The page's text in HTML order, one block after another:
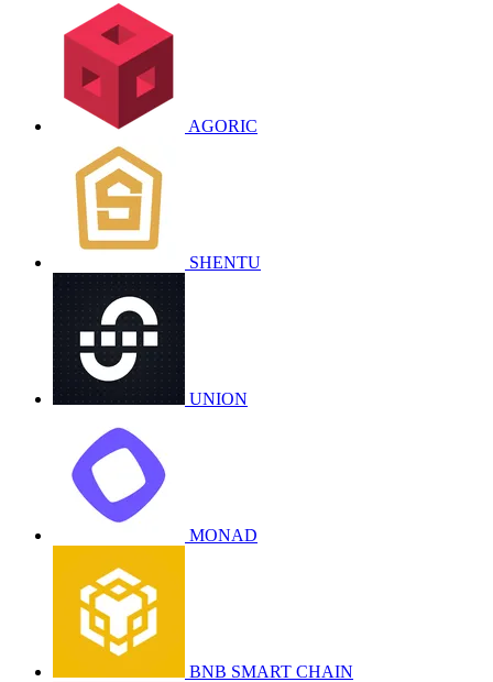
AGORIC
SHENTU
UNION
MONAD
BNB SMART CHAIN